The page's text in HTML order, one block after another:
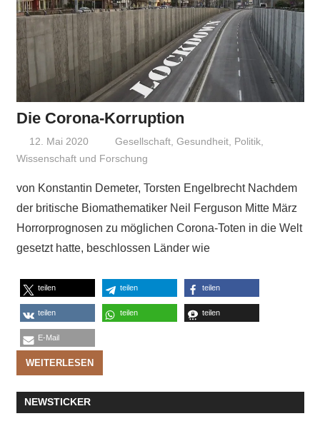
Die Corona-Korruption
12. Mai 2020 Niki Vogt
Gesellschaft,Gesundheit, Politik,
Wissenschaft und Forschung
von Konstantin Demeter, Torsten Engelbrecht Nachdem
der britische Biomathematiker Neil Ferguson Mitte März
Horrorprognosen zu möglichen Corona-Toten in die Welt
gesetzt hatte, beschlossen Länder wie
teilen teilen teilen
teilen teilen teilen
E-Mail
WEITERLESEN
NEWSTICKER